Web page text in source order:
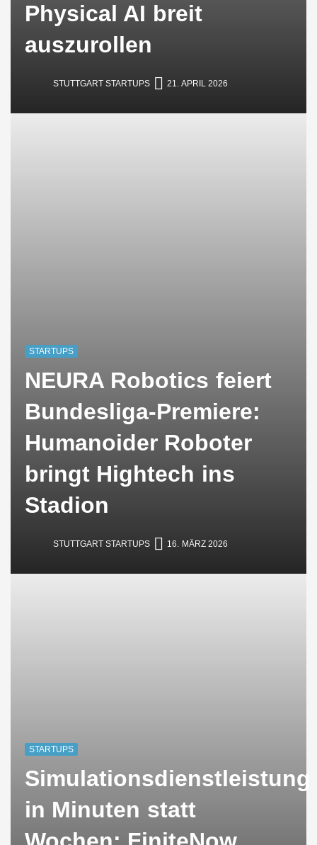
Physical AI breit
auszurollen
STUTTGART STARTUPS 21. APRIL 2026
STARTUPS
NEURA Robotics feiert
Bundesliga-Premiere:
Humanoider Roboter
bringt Hightech ins
Stadion
STUTTGART STARTUPS 16. MÄRZ 2026
STARTUPS
Simulationsdienstleistung
in Minuten statt